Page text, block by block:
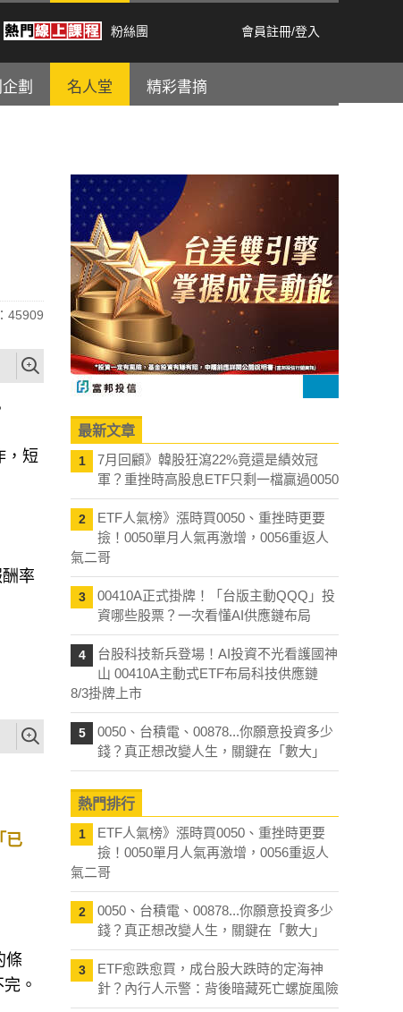
粉絲團 會員註冊/登入
劃 名人堂 精彩書摘
45909
，短
率
已
條
。
最新文章
1
7月回顧》韓股狂瀉22%竟還是績效冠
軍？重挫時高股息ETF只剩一檔贏過0050
2
ETF人氣榜》漲時買0050、重挫時更要
撿！0050單月人氣再激增，0056重返人
氣二哥
3
00410A正式掛牌！「台版主動QQQ」投
資哪些股票？一次看懂AI供應鏈布局
4
台股科技新兵登場！AI投資不光看護國神
山 00410A主動式ETF布局科技供應鏈
8/3掛牌上市
5
0050、台積電、00878...你願意投資多少
錢？真正想改變人生，關鍵在「數大」
熱門排行
1
ETF人氣榜》漲時買0050、重挫時更要
撿！0050單月人氣再激增，0056重返人
氣二哥
2
0050、台積電、00878...你願意投資多少
錢？真正想改變人生，關鍵在「數大」
3
ETF愈跌愈買，成台股大跌時的定海神
針？內行人示警：背後暗藏死亡螺旋風險